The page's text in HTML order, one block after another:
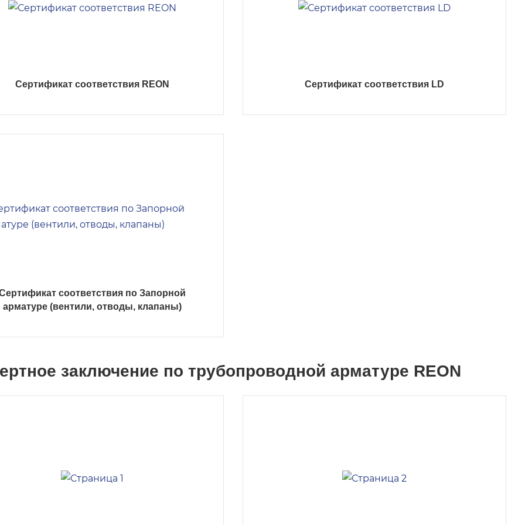
Сертификат соответствия REON Сертификат соответствия LD
соответствия по Запорной
арматуре (вентили, отводы, клапаны)
заключение по трубопроводной арматуре REON